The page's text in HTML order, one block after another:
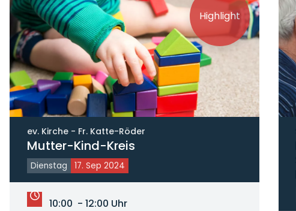
Highlight
ev. Kirche - Fr. Katte-Röder
Mutter-Kind-Kreis
Dienstag 17. Sep 2024
10:00 - 12:00 Uhr